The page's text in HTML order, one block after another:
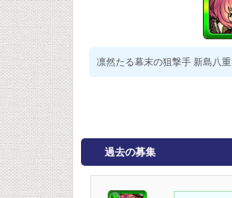
凛然たる幕末の狙撃手 新島八重
過去の募集